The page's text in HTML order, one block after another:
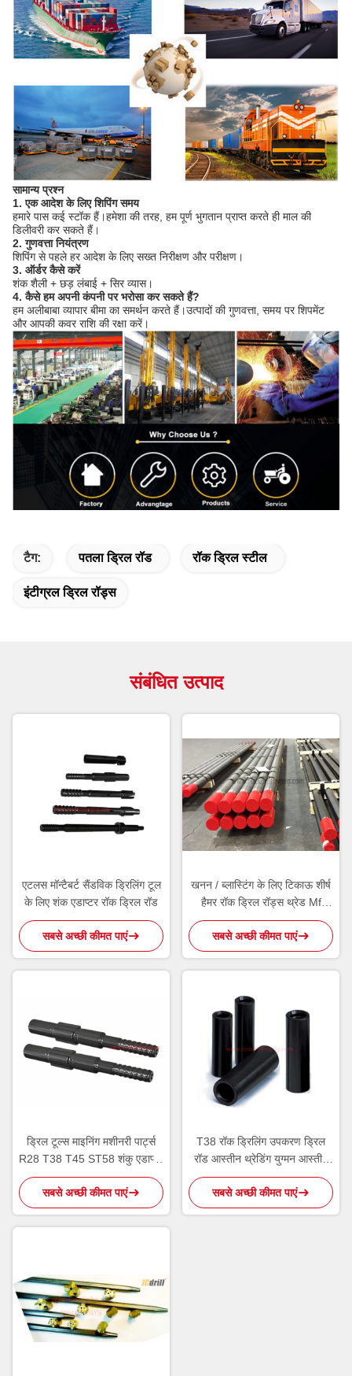
सामान्य प्रश्न
1. एक आदेश के लिए शिपिंग समय
हमारे पास कई स्टॉक हैं।हमेशा की तरह, हम पूर्ण भुगतान प्राप्त करते ही माल की
डिलीवरी कर सकते हैं।
2. गुणवत्ता नियंत्रण
शिपिंग से पहले हर आदेश के लिए सख्त निरीक्षण और परीक्षण।
3. ऑर्डर कैसे करें
शंक शैली + छड़ लंबाई + सिर व्यास।
4. कैसे हम अपनी कंपनी पर भरोसा कर सकते हैं?
हम अलीबाबा व्यापार बीमा का समर्थन करते हैं।उत्पादों की गुणवत्ता, समय पर शिपमेंट
और आपकी कवर राशि की रक्षा करें।
टैग: पतला ड्रिल रॉड रॉक ड्रिल स्टील
इंटीग्रल ड्रिल रॉड्स
संबंधित उत्पाद
एटलस मॉन्टैबर्ट सैंडविक ड्रिलिंग टूल
के लिए शंक एडाप्टर रॉक ड्रिल रॉड
सबसे अच्छी कीमत पाएं
खनन / ब्लास्टिंग के लिए टिकाऊ शीर्ष
हैमर रॉक ड्रिल रॉड्स थ्रेड Mf
एक्सटेंशन रॉड
सबसे अच्छी कीमत पाएं
ड्रिल टूल्स माइनिंग मशीनरी पार्ट्स
R28 T38 T45 ST58 शंकु एडाप्टर
कार्बन स्टील
सबसे अच्छी कीमत पाएं
T38 रॉक ड्रिलिंग उपकरण ड्रिल
रॉड आस्तीन थ्रेडिंग युग्मन आस्तीन
काले रंग
सबसे अच्छी कीमत पाएं